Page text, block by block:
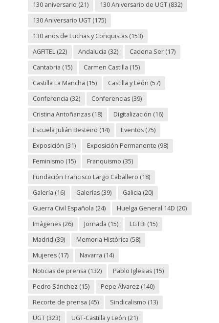
130 aniversario (21) 130 Aniversario de UGT(832)
130 Aniversario UGT(175)
130 años de Luchas y Conquistas(153)
AGFITEL(22) Andalucia (32) Cadena Ser(17)
Cantabria (15) Carmen Castilla (15)
Castilla La Mancha (15) Castilla y León (57)
Conferencia (32) Conferencias(39)
Cristina Antoñanzas(18) Digitalización (16)
Escuela Julián Besteiro (14) Eventos(75)
Exposición (31) Exposición Permanente (98)
Feminismo (15) Franquismo (35)
Fundación Francisco Largo Caballero (18)
Galería (16) Galerías(39) Galicia (20)
Guerra Civil Española (24) Huelga General 14D (20)
Imágenes(26) Jornada (15) LGTBi (15)
Madrid (39) Memoria Histórica (58)
Mujeres(17) Navarra (14)
Noticias de prensa (132) Pablo Iglesias(15)
Pedro Sánchez (15) Pepe Álvarez (140)
Recorte de prensa (45) Sindicalismo (13)
UGT(323) UGT-Castilla y León (21)